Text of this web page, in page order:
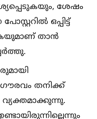
ശേഷം
ഒപ്പിട്ട്
താൻ
തനിക്ക്